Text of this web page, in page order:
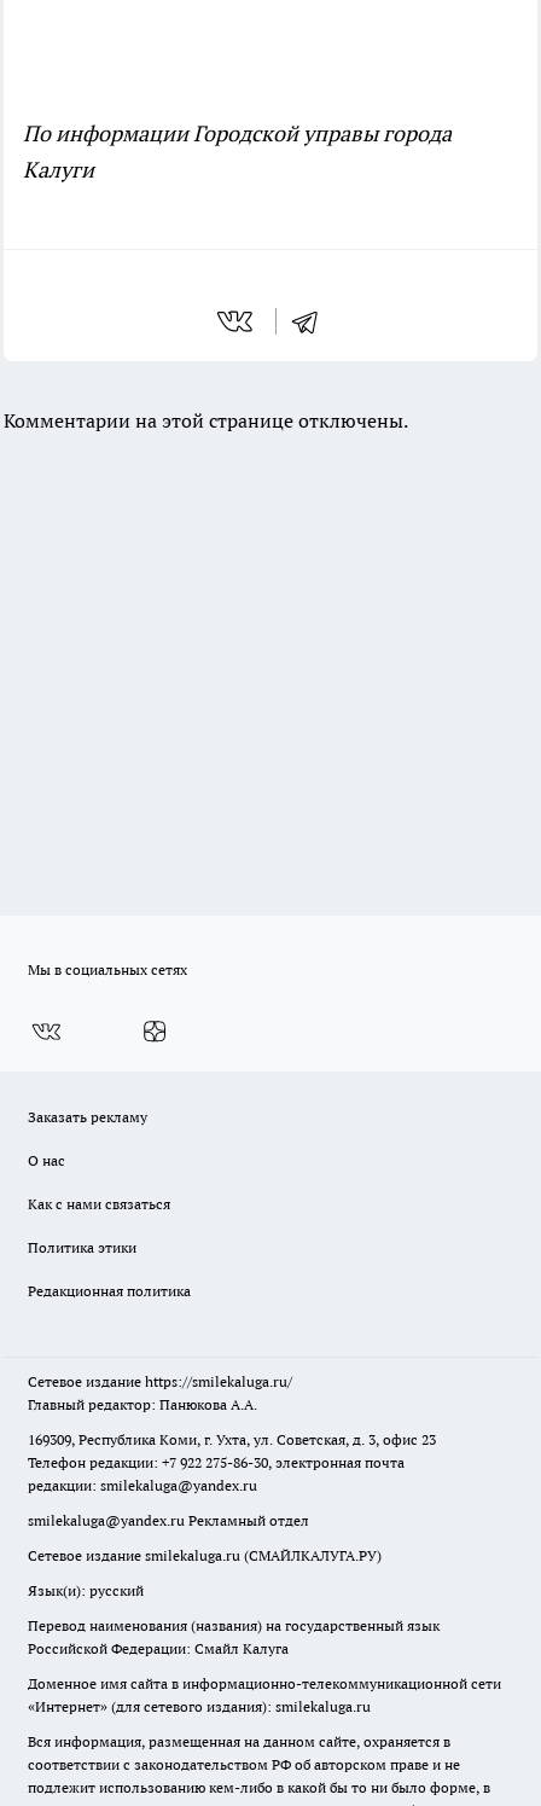
По информации Городской управы города
Калуги
Комментарии на этой странице отключены.
Мы в социальных сетях
Заказать рекламу
О нас
Как с нами связаться
Политика этики
Редакционная политика
Сетевое издание https://smilekaluga.ru/
Главный редактор: Панюкова А.А.
169309, Республика Коми, г. Ухта, ул. Советская, д. 3, офис 23
Телефон редакции: +7 922 275-86-30, электронная почта
редакции: smilekaluga@yandex.ru
smilekaluga@yandex.ru Рекламный отдел
Сетевое издание smilekaluga.ru (СМАЙЛКАЛУГА.РУ)
Язык(и): русский
Перевод наименования (названия) на государственный язык
Российской Федерации: Смайл Калуга
Доменное имя сайта в информационно-телекоммуникационной сети
«Интернет» (для сетевого издания): smilekaluga.ru
Вся информация, размещенная на данном сайте, охраняется в
соответствии с законодательством РФ об авторском праве и не
подлежит использованию кем-либо в какой бы то ни было форме, в